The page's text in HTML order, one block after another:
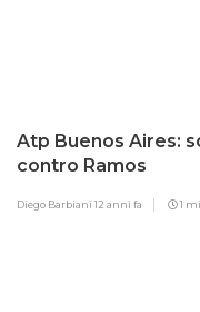
Atp Buenos Aires:
contro Ramos
Diego Barbiani12 anni fa 1